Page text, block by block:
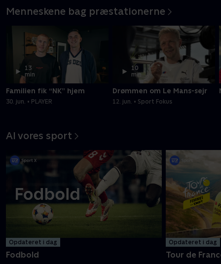
Menneskene bag præstationerne
13
min
Familien fik “NK” hjem
30. jun. • PLAYER
10
min
Drømmen om Le Mans-sejr
12. jun. • Sport Fokus
Al vores sport
Opdateret i dag
Fodbold
Opdateret i dag
Tour de